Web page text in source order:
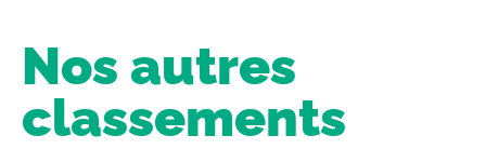
Nos autres
classements